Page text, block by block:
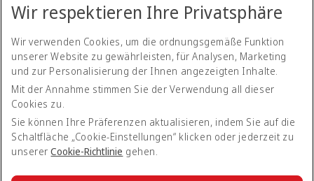
Erklärung zur Barrierefreiheit
Kontakt
Datenschutzerklärung
Geschäftsbedingungen
Cookie-Richtlinien
Wir respektieren Ihre Privatsphäre
Wir verwenden Cookies, um die ordnungsgemäße Funktion
unserer Website zu gewährleisten, für Analysen, Marketing
und zur Personalisierung der Ihnen angezeigten Inhalte.
Mit der Annahme stimmen Sie der Verwendung all dieser
Cookies zu.
Sie können Ihre Präferenzen aktualisieren, indem Sie auf die
Schaltfläche „Cookie-Einstellungen“ klicken oder jederzeit zu
unsererCookie-Richtlinie gehen.